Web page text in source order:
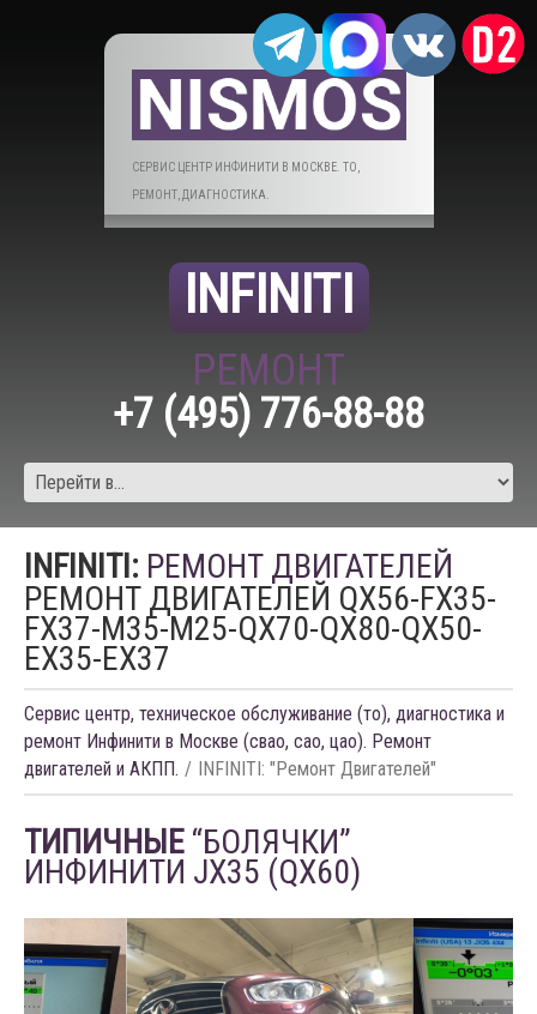
СЕРВИС ЦЕНТР ИНФИНИТИ В МОСКВЕ. ТО,
РЕМОНТ, ДИАГНОСТИКА.
INFINITI
РЕМОНТ
+7 (495) 776-88-88
INFINITI: РЕМОНТ ДВИГАТЕЛЕЙ
РЕМОНТ ДВИГАТЕЛЕЙ QX56-FX35-
FX37-M35-M25-QX70-QX80-QX50-
EX35-EX37
Сервис центр, техническое обслуживание (то), диагностика и
ремонт Инфинити в Москве (свао, сао, цао). Ремонт
двигателей и АКПП.
INFINITI: "Ремонт Двигателей"
ТИПИЧНЫЕ “БОЛЯЧКИ”
ИНФИНИТИ JX35 (QX60)